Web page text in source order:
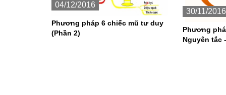
04/12/2016
Phương pháp 6 chiếc mũ tư duy
(Phần 2)
30/11/2016
Phương
Nguyên tắc